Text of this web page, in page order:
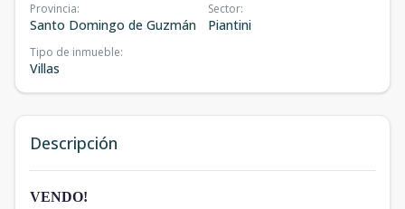
Provincia:
Santo Domingo de Guzmán
Sector:
Piantini
Tipo de inmueble:
Villas
Descripción
VENDO!